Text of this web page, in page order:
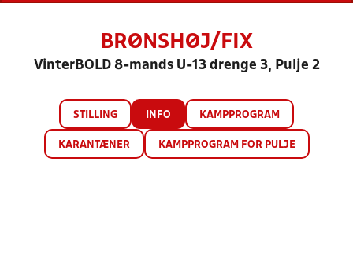
BRØNSHØJ/FIX
VinterBOLD 8-mands U-13 drenge 3, Pulje 2
STILLING INFO KAMPPROGRAM
KARANTÆNER KAMPPROGRAM FOR PULJE